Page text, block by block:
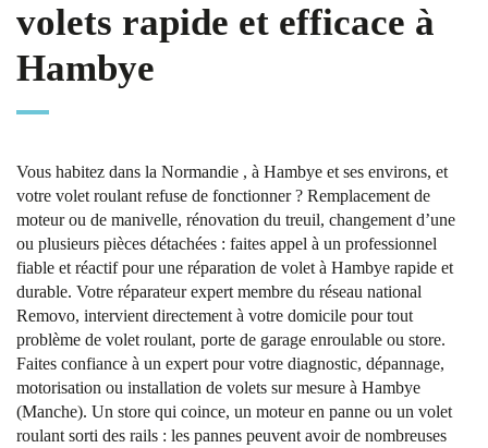
volets rapide et efficace à
Hambye
Vous habitez dans la Normandie , à Hambye et ses environs, et
votre volet roulant refuse de fonctionner ? Remplacement de
moteur ou de manivelle, rénovation du treuil, changement d’une
ou plusieurs pièces détachées : faites appel à un professionnel
fiable et réactif pour une réparation de volet à Hambye rapide et
durable. Votre réparateur expert membre du réseau national
Removo, intervient directement à votre domicile pour tout
problème de volet roulant, porte de garage enroulable ou store.
Faites confiance à un expert pour votre diagnostic, dépannage,
motorisation ou installation de volets sur mesure à Hambye
(Manche). Un store qui coince, un moteur en panne ou un volet
roulant sorti des rails : les pannes peuvent avoir de nombreuses